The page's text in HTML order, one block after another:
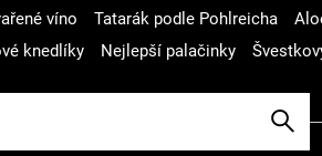
víno Tatarák podle Pohlreicha
knedlíky Nejlepší palačinky